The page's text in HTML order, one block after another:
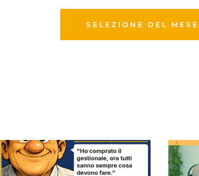
SELEZIONE DEL MESE